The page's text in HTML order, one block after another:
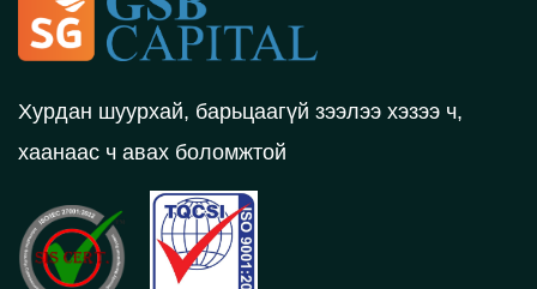
Хурдан шуурхай, барьцаагүй зээлээ хэзээ ч,
хаанаас ч авах боломжтой